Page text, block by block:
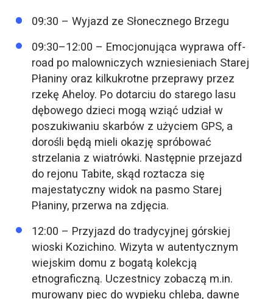
09:30 – Wyjazd ze Słonecznego Brzegu
09:30–12:00 – Emocjonująca wyprawa off-
road po malowniczych wzniesieniach Starej
Płaniny oraz kilkukrotne przeprawy przez
rzekę Aheloy. Po dotarciu do starego lasu
dębowego dzieci mogą wziąć udział w
poszukiwaniu skarbów z użyciem GPS, a
dorośli będą mieli okazję spróbować
strzelania z wiatrówki. Następnie przejazd
do rejonu Tabite, skąd roztacza się
majestatyczny widok na pasmo Starej
Płaniny, przerwa na zdjęcia.
12:00 – Przyjazd do tradycyjnej górskiej
wioski Kozichino. Wizyta w autentycznym
wiejskim domu z bogatą kolekcją
etnograficzną. Uczestnicy zobaczą m.in.
murowany piec do wypieku chleba, dawne